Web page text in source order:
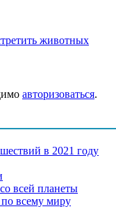
животных
авторизоваться.
в 2021 году
всей планеты
всему миру